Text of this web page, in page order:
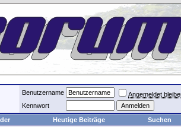
Benutzername
Angemeldet
Kennwort
Heutige Beiträge Suchen